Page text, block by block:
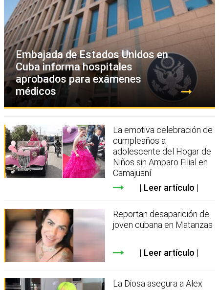
Embajada de Estados Unidos en
Cuba informa hospitales
aprobados para exámenes
médicos
La emotiva celebración de
cumpleaños a
adolescente del Hogar de
Niños sin Amparo Filial en
Camajuaní
Leer artículo
Reportan desaparición de
joven cubana en Matanzas
Leer artículo
La Diosa asegura a Alex